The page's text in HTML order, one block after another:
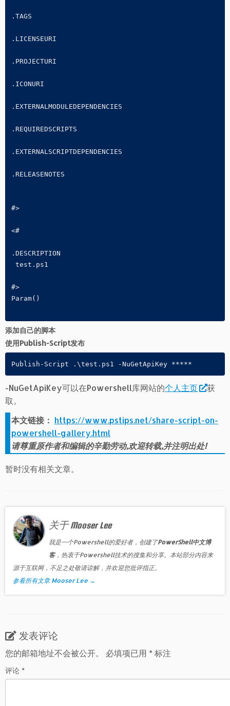
.TAGS
.LICENSEURI
.PROJECTURI
.ICONURI
.EXTERNALMODULEDEPENDENCIES
.REQUIREDSCRIPTS
.EXTERNALSCRIPTDEPENDENCIES
.RELEASENOTES
#>
<#
.DESCRIPTION
test.ps1
#>
Param()
添加自己的脚本
使用Publish-Script发布
Publish-Script .\test.ps1 -NuGetApiKey *****
-NuGetApiKey可以在Powershell库网站的个人主页
获
取。
本文链接： https://www.pstips.net/share-script-on-
powershell-gallery.html
请尊重原作者和编辑的辛勤劳动,欢迎转载,并注明出处!
暂时没有相关文章。
关于 Mooser Lee
我是一个Powershell的爱好者，创建了PowerShell中文博
客，热衷于Powershell技术的搜集和分享。本站部分内容来
源于互联网，不足之处敬请谅解，并欢迎您批评指正。
参看所有文章 Mooser Lee →
发表评论
您的邮箱地址不会被公开。
必填项已用 *标注
评论 *